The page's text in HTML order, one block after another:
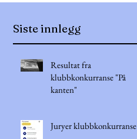
Siste innlegg
Resultat fra
klubbkonkurranse "På
kanten"
Juryer klubbkonkurranse